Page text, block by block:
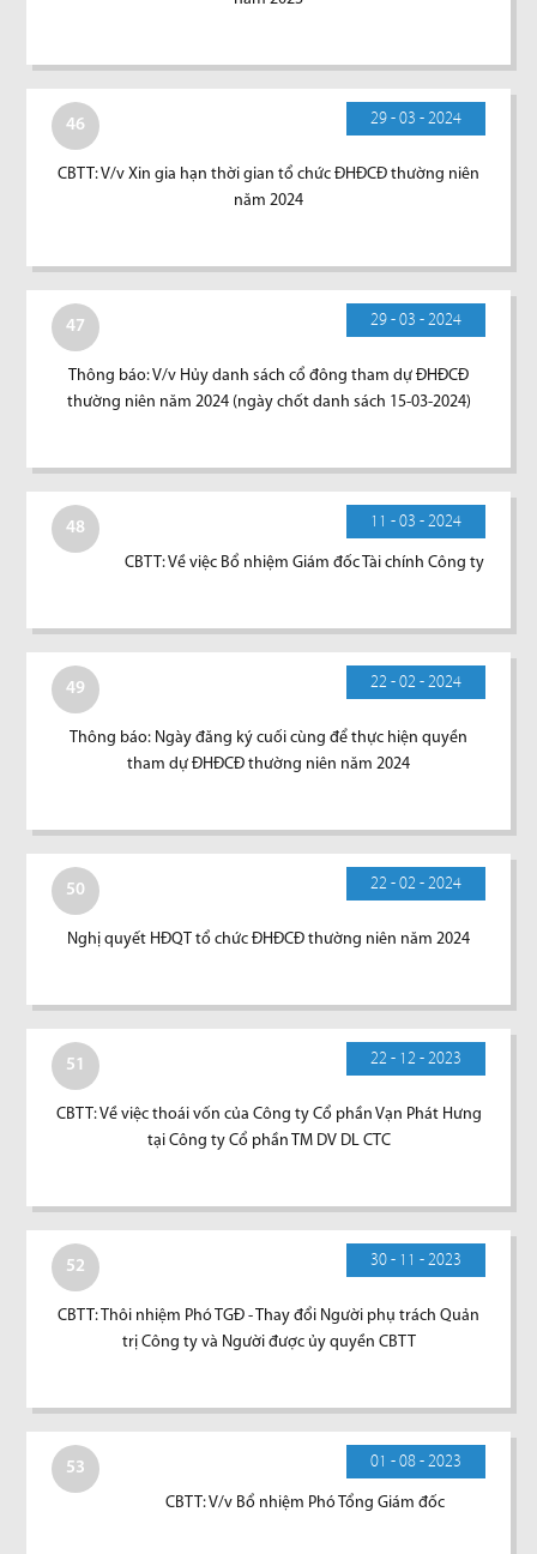
46 29 - 03 - 2024
CBTT: V/v Xin gia hạn thời gian tổ chức ĐHĐCĐ thường niên
năm 2024
47 29 - 03 - 2024
Thông báo: V/v Hủy danh sách cổ đông tham dự ĐHĐCĐ
thường niên năm 2024 (ngày chốt danh sách 15-03-2024)
48 11 - 03 - 2024
CBTT: Về việc Bổ nhiệm Giám đốc Tài chính Công ty
49 22 - 02 - 2024
Thông báo: Ngày đăng ký cuối cùng để thực hiện quyền
tham dự ĐHĐCĐ thường niên năm 2024
50 22 - 02 - 2024
Nghị quyết HĐQT tổ chức ĐHĐCĐ thường niên năm 2024
51 22 - 12 - 2023
CBTT: Về việc thoái vốn của Công ty Cổ phần Vạn Phát Hưng
tại Công ty Cổ phần TM DV DL CTC
52 30 - 11 - 2023
CBTT: Thôi nhiệm Phó TGĐ - Thay đổi Người phụ trách Quản
trị Công ty và Người được ủy quyền CBTT
53 01 - 08 - 2023
CBTT: V/v Bổ nhiệm Phó Tổng Giám đốc